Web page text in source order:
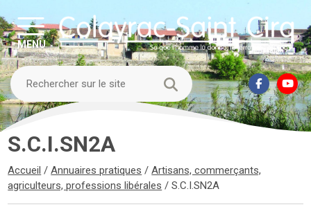
MENU
S.C.I.SN2A
Accueil /Annuaires pratiques /Artisans, commerçants,
agriculteurs, professions libérales /S.C.I.SN2A